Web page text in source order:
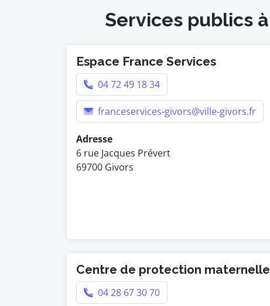
Services publics
Espace France Services
04 72 49 18 34
franceservices-givors@ville-givors.fr
Adresse
6 rue Jacques Prévert
69700 Givors
Centre de protection
04 28 67 30 70